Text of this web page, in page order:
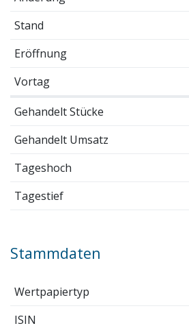
Stand
Eröffnung
Vortag
Gehandelt Stücke
Gehandelt Umsatz
Tageshoch
Tagestief
Stammdaten
Wertpapiertyp
ISIN